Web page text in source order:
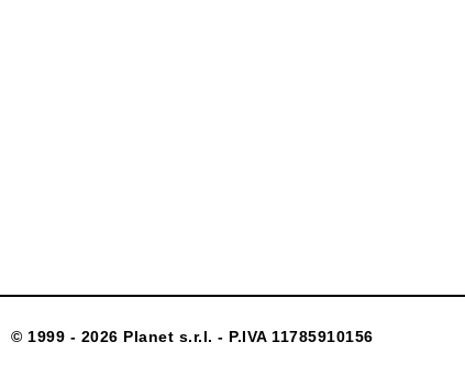
© 1999 - 2026 Planet s.r.l. - P.IVA 11785910156